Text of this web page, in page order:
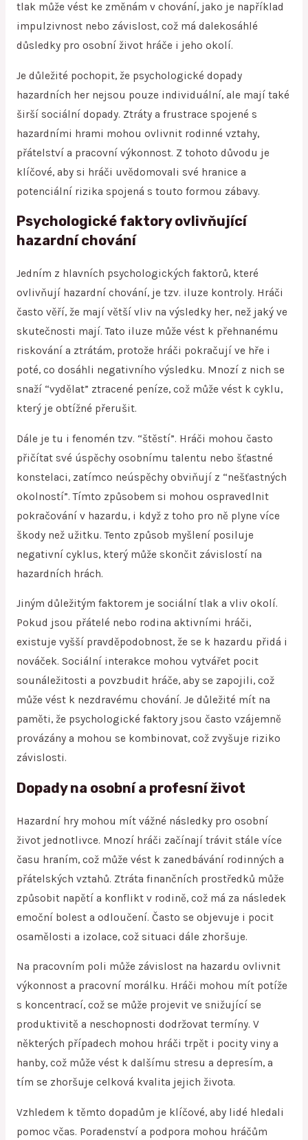
tlak může vést ke změnám v chování, jako je například
impulzivnost nebo závislost, což má dalekosáhlé
důsledky pro osobní život hráče i jeho okolí.
Je důležité pochopit, že psychologické dopady
hazardních her nejsou pouze individuální, ale mají také
širší sociální dopady. Ztráty a frustrace spojené s
hazardními hrami mohou ovlivnit rodinné vztahy,
přátelství a pracovní výkonnost. Z tohoto důvodu je
klíčové, aby si hráči uvědomovali své hranice a
potenciální rizika spojená s touto formou zábavy.
Psychologické faktory ovlivňující
hazardní chování
Jedním z hlavních psychologických faktorů, které
ovlivňují hazardní chování, je tzv. iluze kontroly. Hráči
často věří, že mají větší vliv na výsledky her, než jaký ve
skutečnosti mají. Tato iluze může vést k přehnanému
riskování a ztrátám, protože hráči pokračují ve hře i
poté, co dosáhli negativního výsledku. Mnozí z nich se
snaží “vydělat” ztracené peníze, což může vést k cyklu,
který je obtížné přerušit.
Dále je tu i fenomén tzv. “štěstí”. Hráči mohou často
přičítat své úspěchy osobnímu talentu nebo šťastné
konstelaci, zatímco neúspěchy obviňují z “nešťastných
okolností”. Tímto způsobem si mohou ospravedlnit
pokračování v hazardu, i když z toho pro ně plyne více
škody než užitku. Tento způsob myšlení posiluje
negativní cyklus, který může skončit závislostí na
hazardních hrách.
Jiným důležitým faktorem je sociální tlak a vliv okolí.
Pokud jsou přátelé nebo rodina aktivními hráči,
existuje vyšší pravděpodobnost, že se k hazardu přidá i
nováček. Sociální interakce mohou vytvářet pocit
sounáležitosti a povzbudit hráče, aby se zapojili, což
může vést k nezdravému chování. Je důležité mít na
paměti, že psychologické faktory jsou často vzájemně
provázány a mohou se kombinovat, což zvyšuje riziko
závislosti.
Dopady na osobní a profesní život
Hazardní hry mohou mít vážné následky pro osobní
život jednotlivce. Mnozí hráči začínají trávit stále více
času hraním, což může vést k zanedbávání rodinných a
přátelských vztahů. Ztráta finančních prostředků může
způsobit napětí a konflikt v rodině, což má za následek
emoční bolest a odloučení. Často se objevuje i pocit
osamělosti a izolace, což situaci dále zhoršuje.
Na pracovním poli může závislost na hazardu ovlivnit
výkonnost a pracovní morálku. Hráči mohou mít potíže
s koncentrací, což se může projevit ve snižující se
produktivitě a neschopnosti dodržovat termíny. V
některých případech mohou hráči trpět i pocity viny a
hanby, což může vést k dalšímu stresu a depresím, a
tím se zhoršuje celková kvalita jejich života.
Vzhledem k těmto dopadům je klíčové, aby lidé hledali
pomoc včas. Poradenství a podpora mohou hráčům